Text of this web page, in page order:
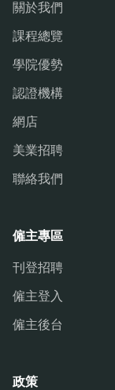
關於我們
課程總覽
學院優勢
認證機構
網店
美業招聘
聯絡我們
僱主專區
刊登招聘
僱主登入
僱主後台
政策